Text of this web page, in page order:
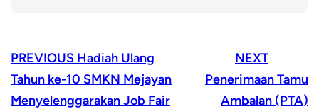
PREVIOUS Hadiah Ulang
Tahun ke-10 SMKN Mejayan
Menyelenggarakan Job Fair
NEXT
Penerimaan Tamu
Ambalan (PTA)